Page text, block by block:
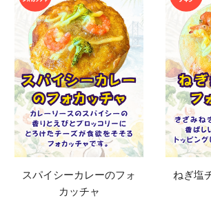
スパイシーカレーのフォ
カッチャ
ねぎ塩